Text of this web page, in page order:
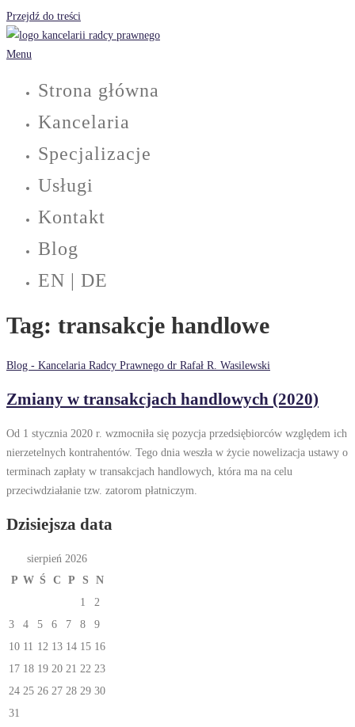
Przejdź do treści
Menu
Strona główna
Kancelaria
Specjalizacje
Usługi
Kontakt
Blog
EN | DE
Tag: transakcje handlowe
Blog - Kancelaria Radcy Prawnego dr Rafał R. Wasilewski
Zmiany w transakcjach handlowych (2020)
Od 1 stycznia 2020 r. wzmocniła się pozycja przedsiębiorców względem ich
nierzetelnych kontrahentów. Tego dnia weszła w życie nowelizacja ustawy o
terminach zapłaty w transakcjach handlowych, która ma na celu
przeciwdziałanie tzw. zatorom płatniczym.
Dzisiejsza data
sierpień 2026
P W Ś C P S
N
1
2
3
4 5 6 7 8
9
10 11 12 13 14 15 16
17 18 19 20 21 22 23
24 25 26 27 28 29 30
31